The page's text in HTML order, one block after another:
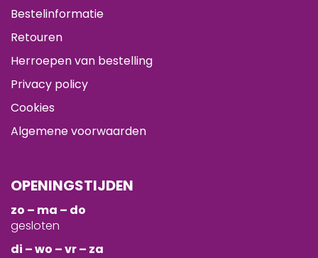
Bestelinformatie
Retouren
Herroepen van bestelling
Privacy policy
Cookies
Algemene voorwaarden
OPENINGSTIJDEN
zo – ma – do
gesloten
di – wo – vr – za